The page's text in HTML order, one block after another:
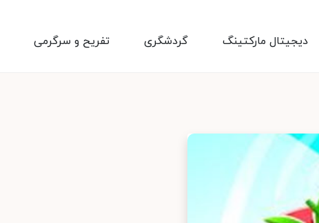
تفریح و سرگرمی گردشگری دیجیتال مارکتینگ